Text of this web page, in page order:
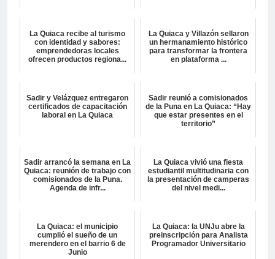
La Quiaca recibe al turismo
con identidad y sabores:
emprendedoras locales
ofrecen productos regiona...
La Quiaca y Villazón sellaron
un hermanamiento histórico
para transformar la frontera
en plataforma ...
Sadir y Velázquez entregaron
certificados de capacitación
laboral en La Quiaca
Sadir reunió a comisionados
de la Puna en La Quiaca: “Hay
que estar presentes en el
territorio”
Sadir arrancó la semana en La
Quiaca: reunión de trabajo con
comisionados de la Puna.
Agenda de infr...
La Quiaca vivió una fiesta
estudiantil multitudinaria con
la presentación de camperas
del nivel medi...
La Quiaca: el municipio
cumplió el sueño de un
merendero en el barrio 6 de
Junio
La Quiaca: la UNJu abre la
preinscripción para Analista
Programador Universitario